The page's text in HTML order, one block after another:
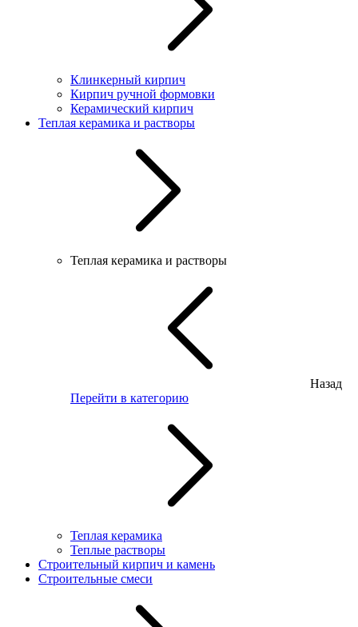
Клинкерный кирпич
Кирпич ручной формовки
Керамический кирпич
Теплая керамика и растворы
Теплая керамика и растворы
Назад
Перейти в категорию
Теплая керамика
Теплые растворы
Строительный кирпич и камень
Строительные смеси